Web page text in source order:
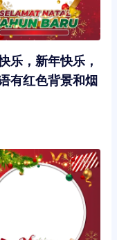
乐，新年快乐，
有红色背景和烟